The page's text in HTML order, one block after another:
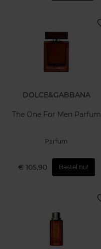
DOLCE&GABBANA
The One For Men Parfum
Parfum
€ 105,90 Bestel nu!